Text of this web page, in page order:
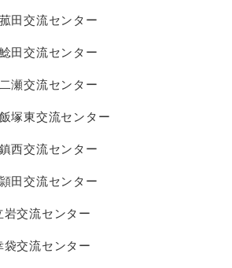
田交流センター
田交流センター
瀬交流センター
塚東交流センター
西交流センター
田交流センター
交流センター
交流センター